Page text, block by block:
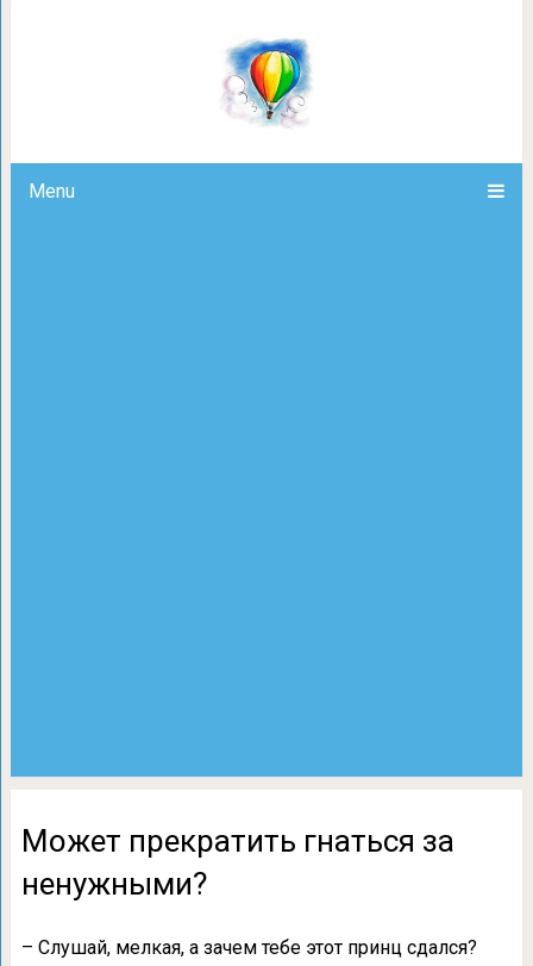
Menu
Может прекратить
Может прекратить гнаться за
ненужными?
– Слушай, мелкая, а зачем тебе этот принц сдался?